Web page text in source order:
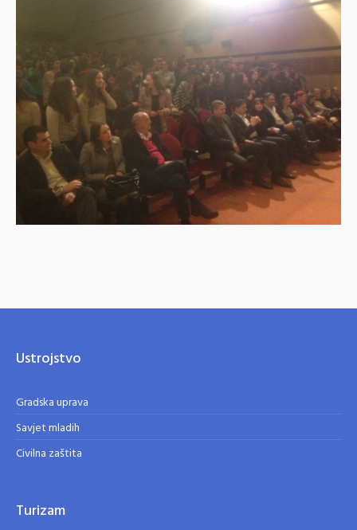
Ustrojstvo
Gradska uprava
Savjet mladih
Civilna zaštita
Turizam